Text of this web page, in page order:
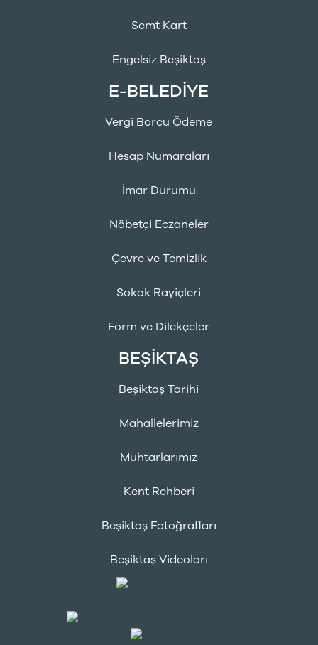
Semt Kart
Engelsiz Beşiktaş
E-BELEDİYE
Vergi Borcu Ödeme
Hesap Numaraları
İmar Durumu
Nöbetçi Eczaneler
Çevre ve Temizlik
Sokak Rayiçleri
Form ve Dilekçeler
BEŞİKTAŞ
Beşiktaş Tarihi
Mahallelerimiz
Muhtarlarımız
Kent Rehberi
Beşiktaş Fotoğrafları
Beşiktaş Videoları